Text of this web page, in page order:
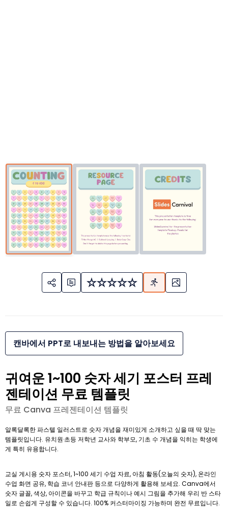
캔바에서 PPT로 내보내는 방법을 알아보세요
귀여운 1~100 숫자 세기 포스터 프레
젠테이션 무료 템플릿
무료 Canva 프레젠테이션 템플릿
알록달록한 파스텔 일러스트로 숫자 개념을 재미있게 소개하고 싶을 때 딱 맞는
템플릿입니다. 유치원·초등 저학년 교사와 학부모, 기초 수 개념을 익히는 학생에
게 특히 유용합니다.
교실 게시용 숫자 포스터, 1~100 세기 수업 자료, 아침 활동(오늘의 숫자), 온라인
수업 화면 공유, 학습 코너 안내판 등으로 다양하게 활용해 보세요. Canva에서
숫자 글꼴, 색상, 아이콘을 바꾸고 학급 규칙이나 예시 그림을 추가해 우리 반 스타
일로 손쉽게 구성할 수 있습니다. 100% 커스터마이징 가능하며 완전 무료입니다.